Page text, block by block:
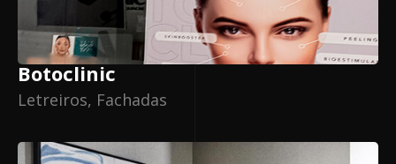
Botoclinic
Letreiros, Fachadas